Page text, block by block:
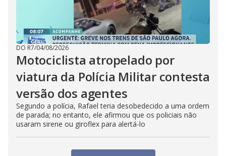
DO R7/04/08/2026
Motociclista atropelado por
viatura da Polícia Militar contesta
versão dos agentes
Segundo a polícia, Rafael teria desobedecido a uma ordem
de parada; no entanto, ele afirmou que os policiais não
usaram sirene ou giroflex para alertá-lo